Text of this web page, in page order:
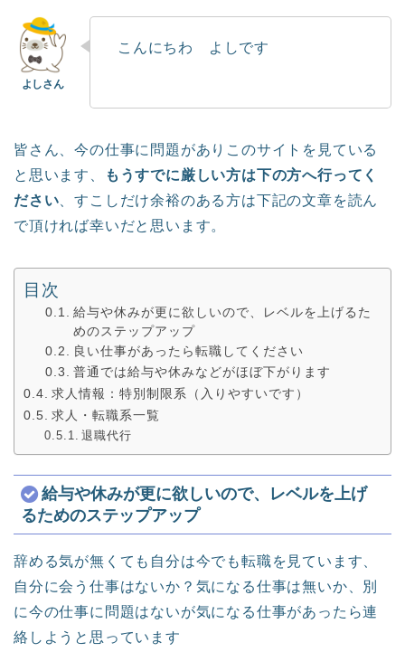
こんにちわ よしです
皆さん、今の仕事に問題がありこのサイトを見ている
と思います、
もうすでに厳しい方は下の方へ行ってく
ださい 、すこしだけ余裕のある方は下記の文章を読ん
で頂ければ幸いだと思います。
目次
給与や休みが更に欲しいので、レベルを上げるた
めのステップアップ
良い仕事があったら転職してください
普通では給与や休みなどがほぼ下がります
求人情報：特別制限系（入りやすいです）
求人・転職系一覧
退職代行
給与や休みが更に欲しいので、レベルを上げ
るためのステップアップ
辞める気が無くても自分は今でも転職を見ています、
自分に会う仕事はないか？気になる仕事は無いか、別
に今の仕事に問題はないが気になる仕事があったら連
絡しようと思っています